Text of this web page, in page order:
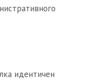
идентичен